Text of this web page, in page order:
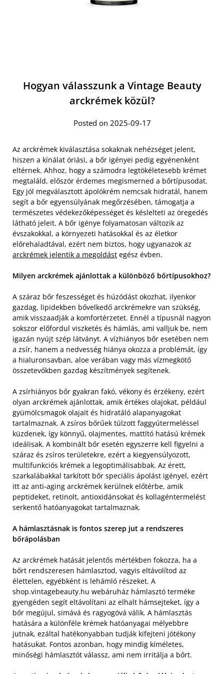
Hogyan válasszunk a Vintage Beauty
arckrémek közül?
Posted on 2025-09-17
Az arckrémek kiválasztása sokaknak nehézséget jelent,
hiszen a kínálat óriási, a bőr igényei pedig egyénenként
eltérnek. Ahhoz, hogy a számodra legtökéletesebb krémet
megtaláld, először érdemes megismerned a bőrtípusodat.
Egy jól megválasztott ápolókrém nemcsak hidratál, hanem
segít a bőr egyensúlyának megőrzésében, támogatja a
természetes védekezőképességet és késlelteti az öregedés
látható jeleit. A bőr igénye folyamatosan változik az
évszakokkal, a környezeti hatásokkal és az életkor
előrehaladtával, ezért nem biztos, hogy ugyanazok az
arckrémek jelentik a megoldást egész évben.
Milyen arckrémek ajánlottak a különböző bőrtípusokhoz?
A száraz bőr feszességet és húzódást okozhat, ilyenkor
gazdag, lipidekben bővelkedő arckrémekre van szükség,
amik visszaadják a komfortérzetet. Ennél a típusnál nagyon
sokszor előfordul viszketés és hámlás, ami valljuk be, nem
igazán nyújt szép látványt. A vízhiányos bőr esetében nem
a zsír, hanem a nedvesség hiánya okozza a problémát, így
a hialuronsavban, aloe verában vagy más vízmegkötő
összetevőkben gazdag készítmények segítenek.
A zsírhiányos bőr gyakran fakó, vékony és érzékeny, ezért
olyan arckrémek ajánlottak, amik értékes olajokat, például
gyümölcsmagok olajait és hidratáló alapanyagokat
tartalmaznak. A zsíros bőrűek túlzott faggyútermeléssel
küzdenek, így könnyű, olajmentes, mattító hatású krémek
ideálisak. A kombinált bőr esetén egyszerre kell figyelni a
száraz és zsíros területekre, ezért a kiegyensúlyozott,
multifunkciós krémek a legoptimálisabbak. Az érett,
szarkalábakkal tarkított bőr speciális ápolást igényel, ezért
itt az anti-aging arckrémek kerülnek előtérbe, amik
peptideket, retinolt, antioxidánsokat és kollagéntermelést
serkentő hatóanyagokat tartalmaznak.
A hámlasztásnak is fontos szerep jut a rendszeres
bőrápolásban
Az arckrémek hatását jelentős mértékben fokozza, ha a
bőrt rendszeresen hámlasztod, vagyis eltávolítod az
élettelen, egyébként is lehámló részeket. A
shop.vintagebeauty.hu webáruház hámlasztó terméke
gyengéden segít eltávolítani az elhalt hámsejteket, így a
bőr megújul, simává és ragyogóvá válik. A hámlasztás
hatására a különféle krémek hatóanyagai mélyebbre
jutnak, ezáltal hatékonyabban tudják kifejteni jótékony
hatásukat. Fontos azonban, hogy mindig kíméletes,
minőségi hámlasztót válassz, ami nem irritálja a bőrt.